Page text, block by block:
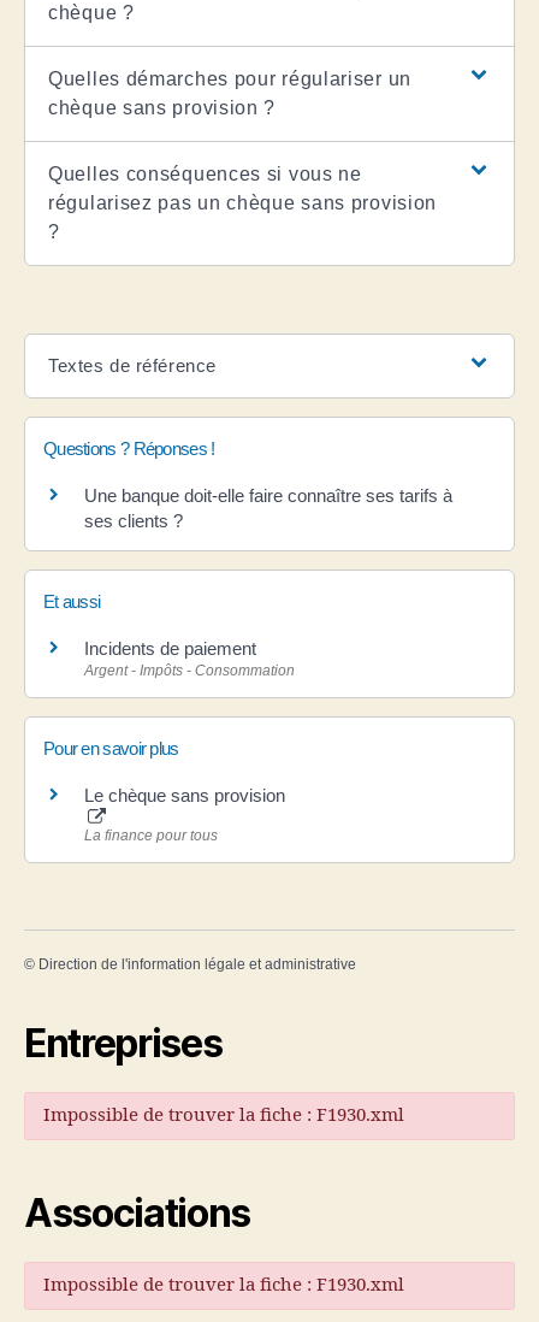
chèque ?
Quelles démarches pour régulariser un
chèque sans provision ?
Quelles conséquences si vous ne
régularisez pas un chèque sans provision
?
Textes de référence
Questions ? Réponses !
Une banque doit-elle faire connaître ses tarifs à
ses clients ?
Et aussi
Incidents de paiement
Argent - Impôts - Consommation
Pour en savoir plus
Le chèque sans provision
La finance pour tous
© Direction de l'information légale et administrative
Entreprises
Impossible de trouver la fiche : F1930.xml
Associations
Impossible de trouver la fiche : F1930.xml